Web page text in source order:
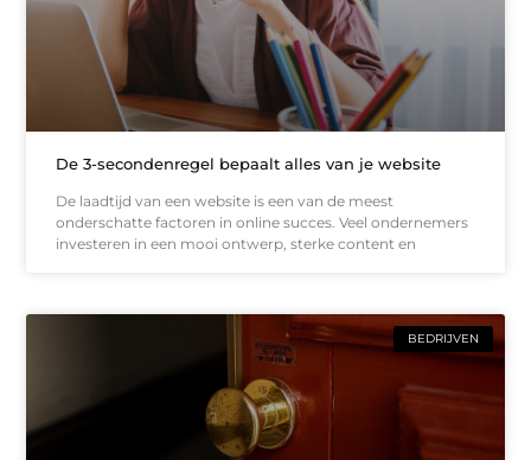
De 3-secondenregel bepaalt alles van je website
De laadtijd van een website is een van de meest
onderschatte factoren in online succes. Veel ondernemers
investeren in een mooi ontwerp, sterke content en
BEDRIJVEN